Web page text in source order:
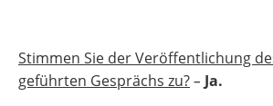
Stimmen Sie der Veröffentlichung
geführten Gesprächs zu?– Ja.